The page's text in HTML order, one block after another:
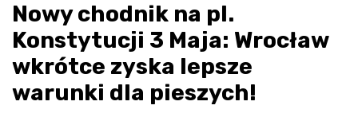
Nowy chodnik na pl.
Konstytucji 3 Maja: Wrocław
wkrótce zyska lepsze
warunki dla pieszych!